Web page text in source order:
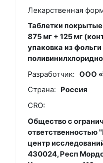
Лекарственная
Таблетки
875 мг + 125 мг
упаковка из
Разработчик: ООО
Страна:
Россия
CRO:
Общество с
ответственностью
центр
430024, Респ